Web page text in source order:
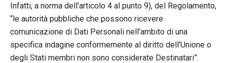
Infatti, a norma dell’articolo 4 al punto 9), del Regolamento,
“le autorità pubbliche che possono ricevere
comunicazione di Dati Personali nell’ambito di una
specifica indagine conformemente al diritto dell’Unione o
degli Stati membri non sono considerate Destinatari”.